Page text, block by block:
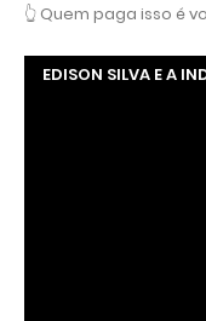
👆 Quem paga isso é
EDISON SILVA E A